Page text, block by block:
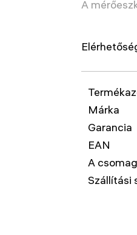
A
Márka
Garancia
EAN
A
Szállítási